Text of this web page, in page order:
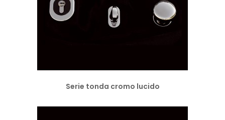
Serie tonda cromo lucido